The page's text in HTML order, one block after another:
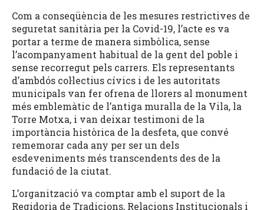
Com a conseqüència de les mesures restrictives de
seguretat sanitària per la Covid-19, l’acte es va
portar a terme de manera simbòlica, sense
l’acompanyament habitual de la gent del poble i
sense recorregut pels carrers. Els representants
d’ambdós col·lectius cívics i de les autoritats
municipals van fer ofrena de llorers al monument
més emblemàtic de l’antiga muralla de la Vila, la
Torre Motxa, i van deixar testimoni de la
importància històrica de la desfeta, que convé
rememorar cada any per ser un dels
esdeveniments més transcendents des de la
fundació de la ciutat.
L’organització va comptar amb el suport de la
Regidoria de Tradicions, Relacions Institucionals i